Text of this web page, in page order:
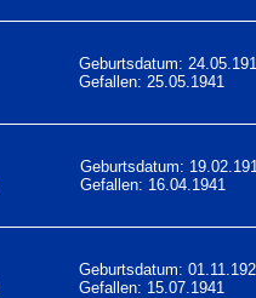
Geburtsdatum:
Gefallen: 25.05.1941
Geburtsdatum:
Gefallen: 16.04.1941
Geburtsdatum:
Gefallen: 15.07.1941